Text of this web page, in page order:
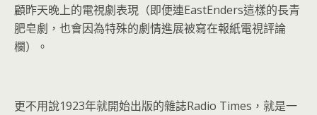
顧昨天晚上的電視劇表現（即便連EastEnders這樣的長青
肥皂劇，也會因為特殊的劇情進展被寫在報紙電視評論
欄）。
更不用說1923年就開始出版的雜誌Radio Times，就是一